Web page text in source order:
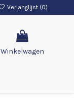
Verlanglijst (0)
Winkelwagen